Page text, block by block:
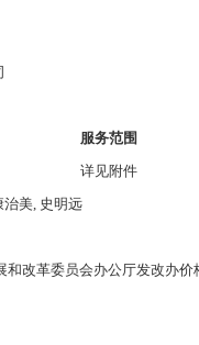
服务范围
详见附件
美, 史明远
改革委员会办公厅发改办